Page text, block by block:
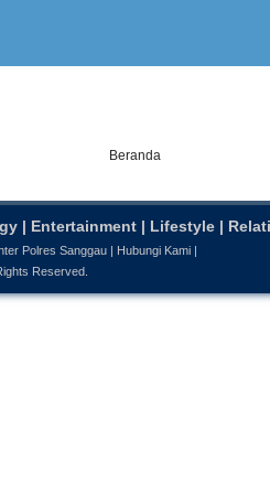
Beranda
| Entertainment | Lifestyle |
Polres Sanggau Hubungi Kami
Reserved.